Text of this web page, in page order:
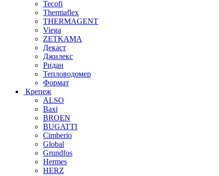
Tecofi
Thermaflex
THERMAGENT
Viega
ZETKAMA
Декаст
Джилекс
Ридан
Тепловодомер
Формат
Крепеж
ALSO
Baxi
BROEN
BUGATTI
Cimberio
Global
Grundfos
Hermes
HERZ